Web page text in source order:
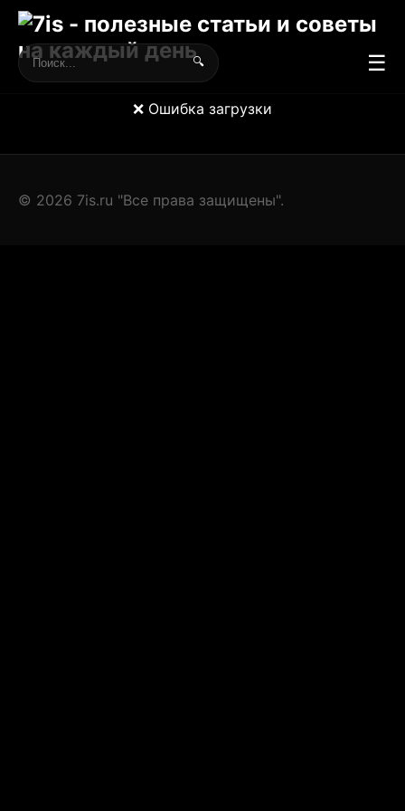
🔍 ☰
❌ Ошибка загрузки
© 2026 7is.ru "Все права защищены".